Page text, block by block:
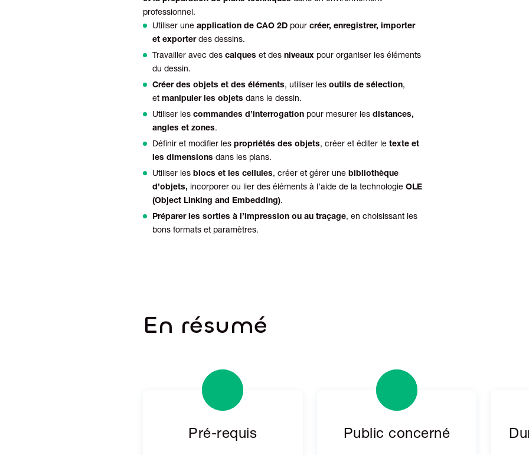
professionnel.
Utiliser une application de CAO 2D pour créer, enregistrer, importer
et exporterdes dessins.
Travailler avec des calques et des niveaux pour organiser les éléments
du dessin.
Créer des objets et des éléments, utiliser les outils de sélection,
et manipuler les objets dans le dessin.
Utiliser les commandes d’interrogation pour mesurer les distances,
angles et zones.
Définir et modifier les propriétés des objets, créer et éditer le texte et
les dimensions dans les plans.
Utiliser les blocs et les cellules, créer et gérer une bibliothèque
d’objets, incorporer ou lier des éléments à l’aide de la technologie OLE
(Object Linking and Embedding).
Préparer les sorties à l’impression ou au traçage, en choisissant les
bons formats et paramètres.
En résumé
Pré-requis Public concerné